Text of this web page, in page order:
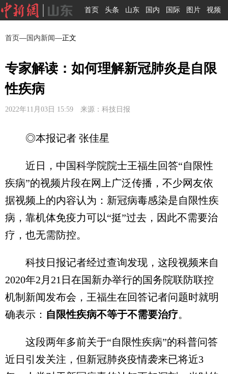
首页 头条 山东 国内 国际 图片 视频
首页— 国内新闻—正文
专家解读：如何理解新冠肺炎是自限
性疾病
2022年11月03日 15:59 来源：科技日报
◎本报记者 张佳星
近日，中国科学院院士王福生回答“自限性
疾病”的视频片段在网上广泛传播，不少网友依
据视频上的内容认为：新冠病毒感染是自限性疾
病，靠机体免疫力可以“挺”过去，因此不需要治
疗，也无需防控。
科技日报记者经过查询发现，这段视频来自
2020年2月21日在国新办举行的国务院联防联控
机制新闻发布会，王福生在回答记者问题时就明
确表示： 自限性疾病不等于不需要治疗。
这段两年多前关于“自限性疾病”的科普问答
近日引发关注，但新冠肺炎疫情袭来已将近3